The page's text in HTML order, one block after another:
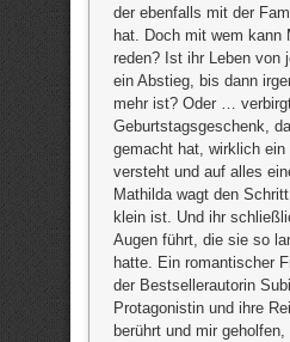
der ebenfalls mit der
hat. Doch mit wem kann
reden? Ist ihr Leben von
ein Abstieg, bis dann
mehr ist? Oder …
Geburtstagsgeschenk,
gemacht hat, wirklich
versteht und auf alles
Mathilda wagt den
klein ist. Und ihr
Augen führt, die sie so
hatte. Ein romantischer
der Bestsellerautorin
Protagonistin und ihre
berührt und mir geholfen,